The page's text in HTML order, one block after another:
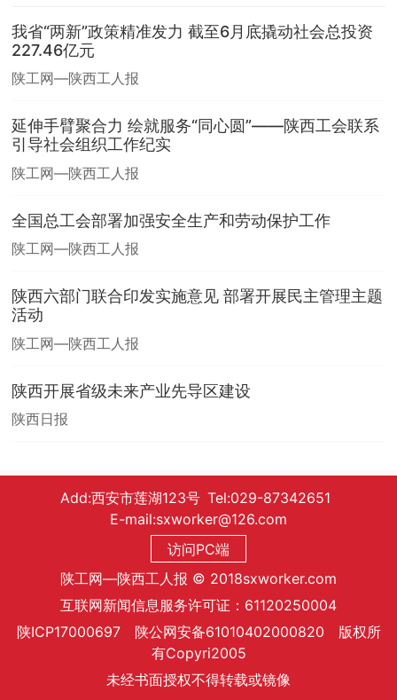
我省“两新”政策精准发力 截至6月底撬动社会总投资
227.46亿元
陕工网—陕西工人报
延伸手臂聚合力 绘就服务“同心圆”——陕西工会联系
引导社会组织工作纪实
陕工网—陕西工人报
全国总工会部署加强安全生产和劳动保护工作
陕工网—陕西工人报
陕西六部门联合印发实施意见 部署开展民主管理主题
活动
陕工网—陕西工人报
陕西开展省级未来产业先导区建设
陕西日报
Add:西安市莲湖123号 Tel:029-87342651
E-mail:sxworker@126.com
访问PC端
陕工网—陕西工人报 © 2018sxworker.com
互联网新闻信息服务许可证：61120250004
陕ICP17000697 陕公网安备61010402000820 版权所
有Copyri2005
未经书面授权不得转载或镜像